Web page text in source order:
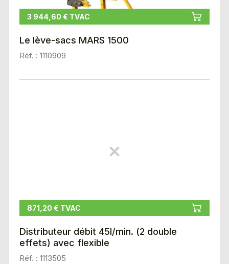
3 944,60 € TVAC
Le lève-sacs MARS 1500
Réf. : 1110909
871,20 € TVAC
Distributeur débit 45l/min. (2 double
effets) avec flexible
Réf. : 1113505